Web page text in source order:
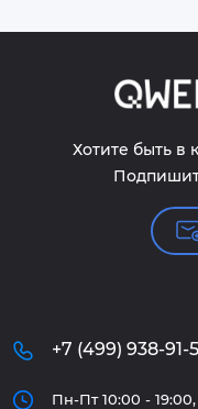
Хотите быть в
+7 (499) 938-91-
Пн-Пт 10:00 - 19:00,